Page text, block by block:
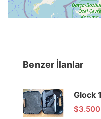
Benzer İlanlar
$3.500